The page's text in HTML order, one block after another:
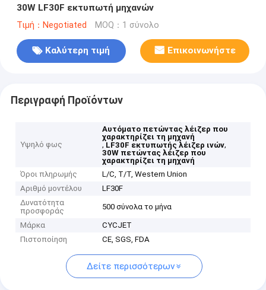
30W LF30F εκτυπωτή μηχανών
Τιμή：Negotiated MOQ：1 σύνολο
Καλύτερη τιμή Επικοινωνήστε
Περιγραφή Προϊόντων
Υψηλό φως
Αυτόματο πετώντας λέιζερ που
χαρακτηρίζει τη μηχανή
, LF30F εκτυπωτής λέιζερ ινών,
30W πετώντας λέιζερ που
χαρακτηρίζει τη μηχανή
Όροι πληρωμής
L/C, T/T, Western Union
Αριθμό μοντέλου
LF30F
Δυνατότητα
προσφοράς
500 σύνολα το μήνα
Μάρκα
CYCJET
Πιστοποίηση
CE, SGS, FDA
Δείτε περισσότερων